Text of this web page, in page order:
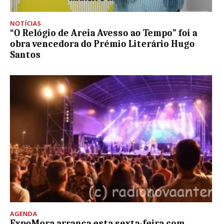
NOTÍCIAS
“O Relógio de Areia Avesso ao Tempo” foi a
obra vencedora do Prémio Literário Hugo
Santos
AGENDA